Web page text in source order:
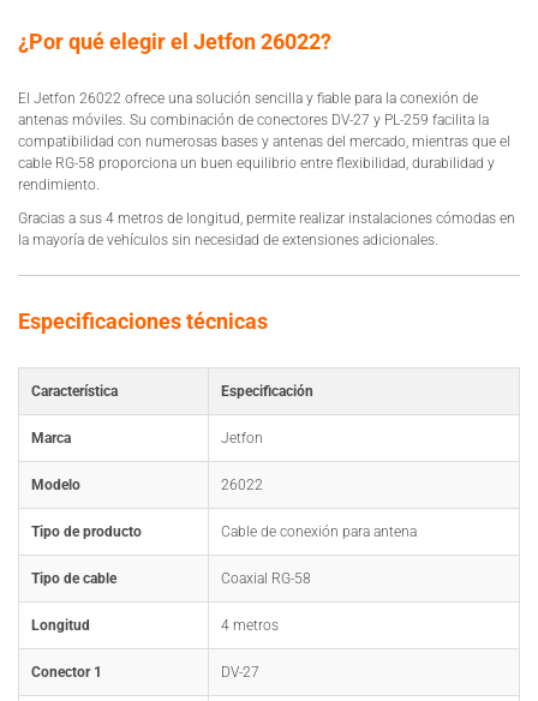
¿Por qué elegir el Jetfon 26022?
El Jetfon 26022 ofrece una solución sencilla y fiable para la conexión de
antenas móviles. Su combinación de conectores DV-27 y PL-259 facilita la
compatibilidad con numerosas bases y antenas del mercado, mientras que el
cable RG-58 proporciona un buen equilibrio entre flexibilidad, durabilidad y
rendimiento.
Gracias a sus 4 metros de longitud, permite realizar instalaciones cómodas en
la mayoría de vehículos sin necesidad de extensiones adicionales.
Especificaciones técnicas
Característica Especificación
Marca Jetfon
Modelo 26022
Tipo de producto Cable de conexión para antena
Tipo de cable Coaxial RG-58
Longitud 4 metros
Conector 1 DV-27